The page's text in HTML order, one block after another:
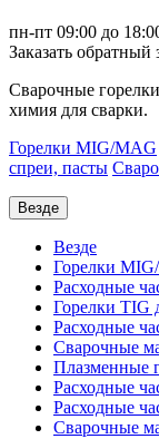
пн-пт 09:00 до
Заказать обратный
Сварочные
химия для сварки.
Горелки MIG/MAG
спреи, пасты
Везде
Везде
Горелки
Расходные
Горелки TIG
Расходные
Сварочные
Плазменные
Расходные
Расходные
Сварочные